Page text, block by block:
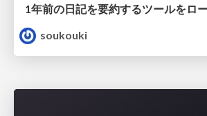
soukouki